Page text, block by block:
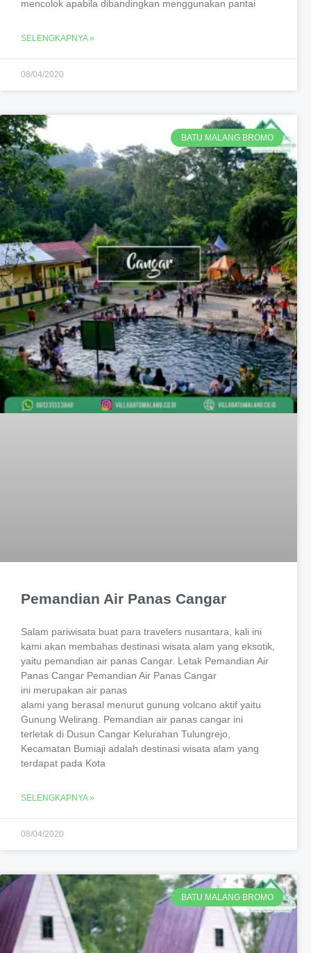
mencolok apabila dibandingkan menggunakan pantai
SELENGKAPNYA »
08/04/2020
BATU MALANG BROMO
Pemandian Air Panas Cangar
Salam pariwisata buat para travelers nusantara, kali ini
kami akan membahas destinasi wisata alam yang eksotik,
yaitu pemandian air panas Cangar. Letak Pemandian Air
Panas Cangar Pemandian Air Panas Cangar
ini merupakan air panas
alami yang berasal menurut gunung volcano aktif yaitu
Gunung Welirang. Pemandian air panas cangar ini
terletak di Dusun Cangar Kelurahan Tulungrejo,
Kecamatan Bumiaji adalah destinasi wisata alam yang
terdapat pada Kota
SELENGKAPNYA »
08/04/2020
BATU MALANG BROMO